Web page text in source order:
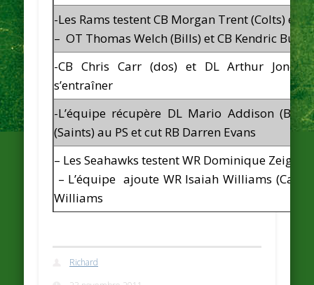
-Les Rams testent CB Morgan Trent (Colts) et
– OT Thomas Welch (Bills) et CB Kendric
-CB Chris Carr (dos) et DL Arthur Jones
s’entraîner
-L’équipe récupère DL Mario Addison
(Saints) au PS et cut RB Darren Evans
– Les Seahawks testent WR Dominique Zeigler
– L’équipe ajoute WR Isaiah Williams
Williams
Richard